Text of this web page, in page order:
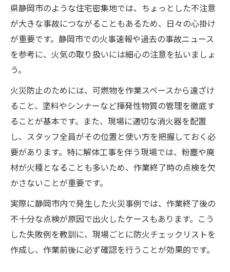
県静岡市のような住宅密集地では、ちょっとした不注意
が大きな事故につながることもあるため、日々の心掛け
が重要です。静岡市での火事速報や過去の事故ニュース
を参考に、火気の取り扱いには細心の注意を払いましょ
う。
火災防止のためには、可燃物を作業スペースから遠ざけ
ること、塗料やシンナーなど揮発性物質の管理を徹底す
ることが基本です。また、現場に適切な消火器を配置
し、スタッフ全員がその位置と使い方を把握しておく必
要があります。特に解体工事を伴う現場では、粉塵や廃
材が火種となることも多いため、作業終了時の点検を欠
かさないことが重要です。
実際に静岡市内で発生した火災事例では、作業終了後の
不十分な点検が原因で出火したケースもあります。こう
した失敗例を教訓に、現場ごとに防火チェックリストを
作成し、作業前後に必ず確認を行うことが効果的です。